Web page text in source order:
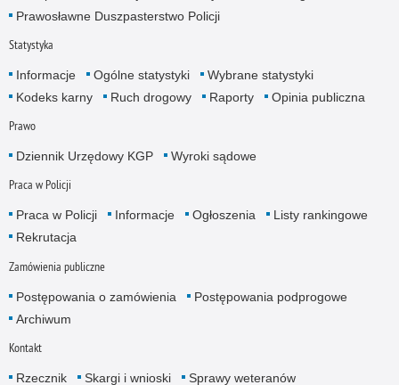
Prawosławne Duszpasterstwo Policji
Statystyka
Informacje Ogólne statystyki
Wybrane statystyki
Kodeks karny
Ruch drogowy Raporty Opinia publiczna
Prawo
Dziennik Urzędowy KGP Wyroki sądowe
Praca w Policji
Praca w Policji Informacje Ogłoszenia
Listy rankingowe
Rekrutacja
Zamówienia publiczne
Postępowania o zamówienia
Postępowania podprogowe
Archiwum
Kontakt
Rzecznik Skargi i wnioski Sprawy weteranów